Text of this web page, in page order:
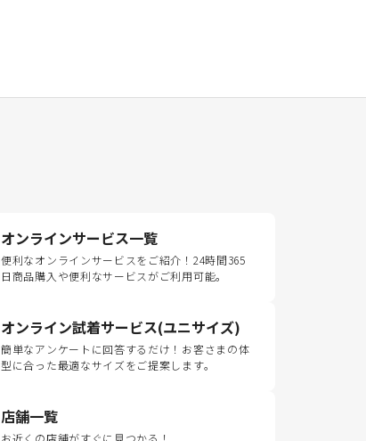
オンラインサービス一覧
便利なオンラインサービスをご紹介！24時間365
日商品購入や便利なサービスがご利用可能。
オンライン試着サービス(ユニサイズ)
簡単なアンケートに回答するだけ！お客さまの体
型に合った最適なサイズをご提案します。
店舗一覧
お近くの店舗がすぐに見つかる！